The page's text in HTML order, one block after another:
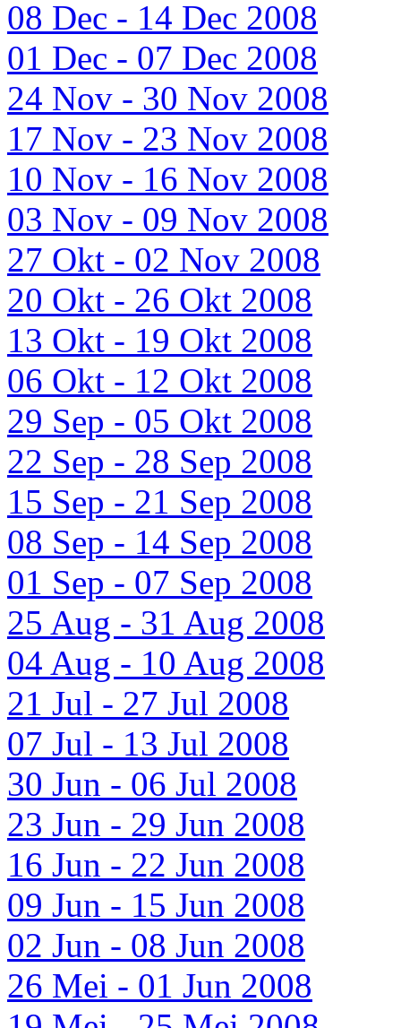
08 Dec - 14 Dec 2008
01 Dec - 07 Dec 2008
24 Nov - 30 Nov 2008
17 Nov - 23 Nov 2008
10 Nov - 16 Nov 2008
03 Nov - 09 Nov 2008
27 Okt - 02 Nov 2008
20 Okt - 26 Okt 2008
13 Okt - 19 Okt 2008
06 Okt - 12 Okt 2008
29 Sep - 05 Okt 2008
22 Sep - 28 Sep 2008
15 Sep - 21 Sep 2008
08 Sep - 14 Sep 2008
01 Sep - 07 Sep 2008
25 Aug - 31 Aug 2008
04 Aug - 10 Aug 2008
21 Jul - 27 Jul 2008
07 Jul - 13 Jul 2008
30 Jun - 06 Jul 2008
23 Jun - 29 Jun 2008
16 Jun - 22 Jun 2008
09 Jun - 15 Jun 2008
02 Jun - 08 Jun 2008
26 Mei - 01 Jun 2008